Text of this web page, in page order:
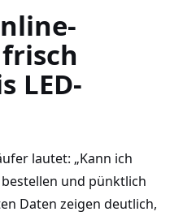
LED-
lautet: „Kann ich
und pünktlich
Daten zeigen deutlich,